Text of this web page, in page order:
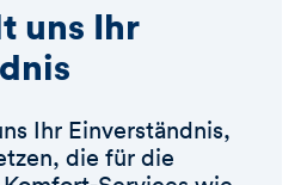
uns Ihr
Ihr Einverständnis,
die für die